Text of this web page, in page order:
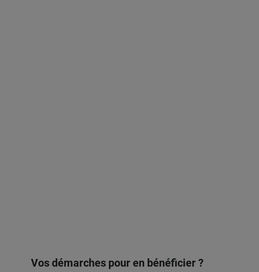
Vos démarches pour en bénéficier ?